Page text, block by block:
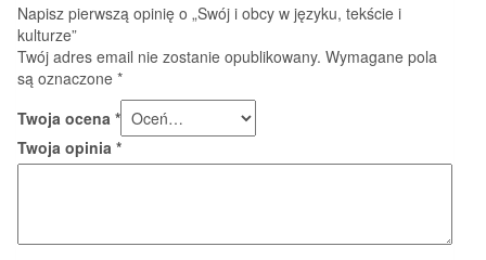
Napisz pierwszą opinię o „Swój i obcy w języku, tekście i
kulturze”
Twój adres email nie zostanie opublikowany. Wymagane pola
są oznaczone *
Twoja ocena *
Twoja opinia *